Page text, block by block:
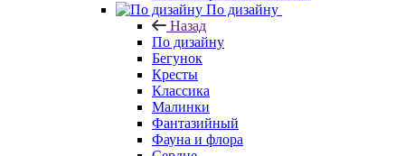
По дизайну
Назад
По дизайну
Бегунок
Кресты
Классика
Малинки
Фантазийный
Фауна и флора